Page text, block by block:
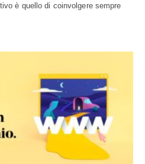
è quello di coinvolgere sempre